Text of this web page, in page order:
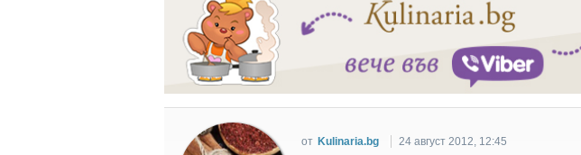
от Kulinaria.bg 24 август 2012, 12:45